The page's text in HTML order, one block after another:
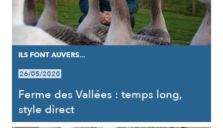
ILS FONT AUVERS...
26/05/2020
Ferme des Vallées : temps long,
style direct